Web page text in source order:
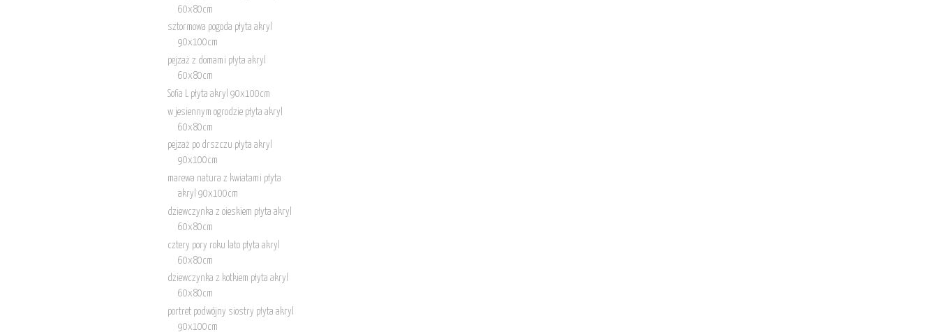
60x80cm
sztormowa pogoda płyta akryl
90x100cm
pejzaż z domami płyta akryl
60x80cm
Sofia L płyta akryl 90x100cm
w jesiennym ogrodzie płyta akryl
60x80cm
pejzaż po drszczu płyta akryl
90x100cm
marewa natura z kwiatami płyta
akryl 90x100cm
dziewczynka z oieskiem płyta akryl
60x80cm
cztery pory roku lato płyta akryl
60x80cm
dziewczynka z kotkiem płyta akryl
60x80cm
portret podwójny siostry płyta akryl
90x100cm